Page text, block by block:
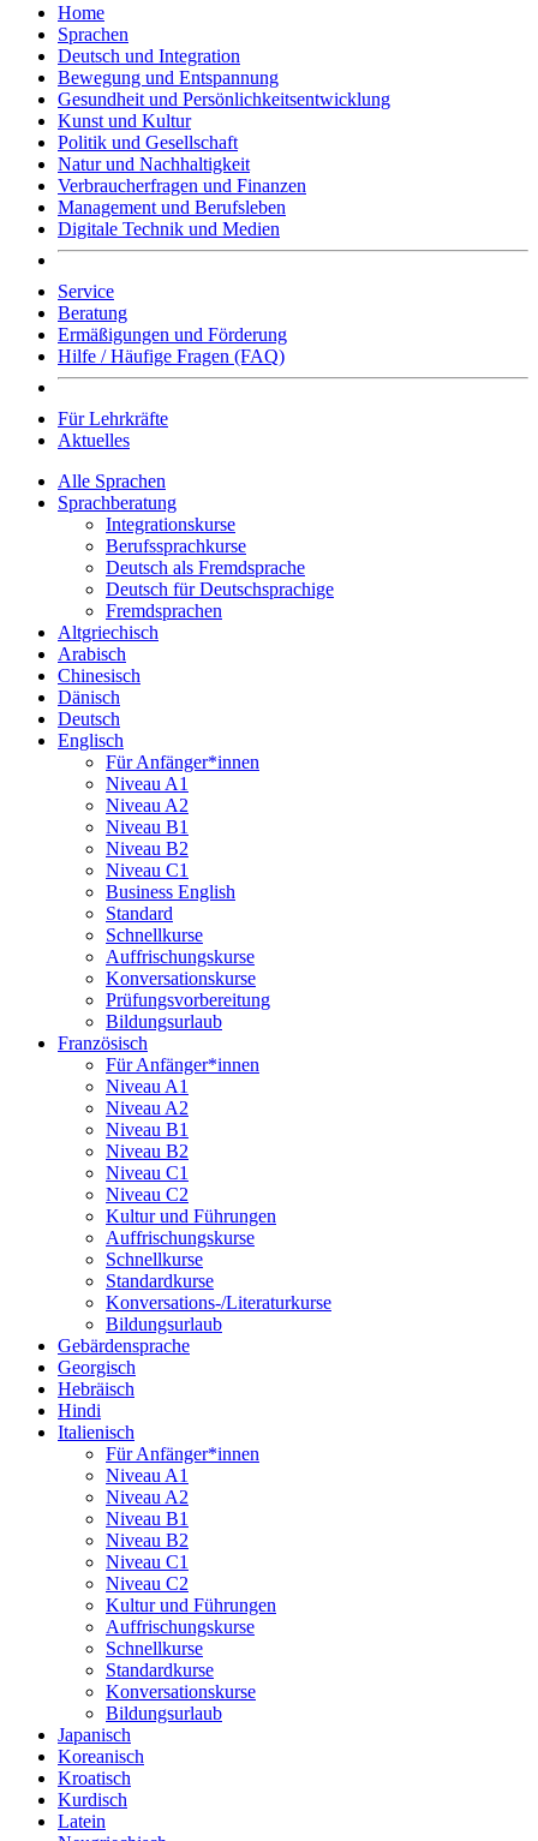
Home
Sprachen
Deutsch und Integration
Bewegung und Entspannung
Gesundheit und Persönlichkeitsentwicklung
Kunst und Kultur
Politik und Gesellschaft
Natur und Nachhaltigkeit
Verbraucherfragen und Finanzen
Management und Berufsleben
Digitale Technik und Medien
Service
Beratung
Ermäßigungen und Förderung
Hilfe / Häufige Fragen (FAQ)
Für Lehrkräfte
Aktuelles
Alle Sprachen
Sprachberatung
Integrationskurse
Berufssprachkurse
Deutsch als Fremdsprache
Deutsch für Deutschsprachige
Fremdsprachen
Altgriechisch
Arabisch
Chinesisch
Dänisch
Deutsch
Englisch
Für Anfänger*innen
Niveau A1
Niveau A2
Niveau B1
Niveau B2
Niveau C1
Business English
Standard
Schnellkurse
Auffrischungskurse
Konversationskurse
Prüfungsvorbereitung
Bildungsurlaub
Französisch
Für Anfänger*innen
Niveau A1
Niveau A2
Niveau B1
Niveau B2
Niveau C1
Niveau C2
Kultur und Führungen
Auffrischungskurse
Schnellkurse
Standardkurse
Konversations-/Literaturkurse
Bildungsurlaub
Gebärdensprache
Georgisch
Hebräisch
Hindi
Italienisch
Für Anfänger*innen
Niveau A1
Niveau A2
Niveau B1
Niveau B2
Niveau C1
Niveau C2
Kultur und Führungen
Auffrischungskurse
Schnellkurse
Standardkurse
Konversationskurse
Bildungsurlaub
Japanisch
Koreanisch
Kroatisch
Kurdisch
Latein